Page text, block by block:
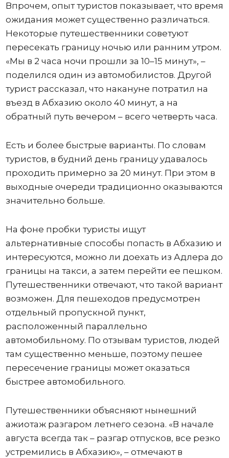
Впрочем, опыт туристов показывает, что время
ожидания может существенно различаться.
Некоторые путешественники советуют
пересекать границу ночью или ранним утром.
«Мы в 2 часа ночи прошли за 10–15 минут», –
поделился один из автомобилистов. Другой
турист рассказал, что накануне потратил на
въезд в Абхазию около 40 минут, а на
обратный путь вечером – всего четверть часа.
Есть и более быстрые варианты. По словам
туристов, в будний день границу удавалось
проходить примерно за 20 минут. При этом в
выходные очереди традиционно оказываются
значительно больше.
На фоне пробки туристы ищут
альтернативные способы попасть в Абхазию и
интересуются, можно ли доехать из Адлера до
границы на такси, а затем перейти ее пешком.
Путешественники отвечают, что такой вариант
возможен. Для пешеходов предусмотрен
отдельный пропускной пункт,
расположенный параллельно
автомобильному. По отзывам туристов, людей
там существенно меньше, поэтому пешее
пересечение границы может оказаться
быстрее автомобильного.
Путешественники объясняют нынешний
ажиотаж разгаром летнего сезона. «В начале
августа всегда так – разгар отпусков, все резко
устремились в Абхазию», – отмечают в